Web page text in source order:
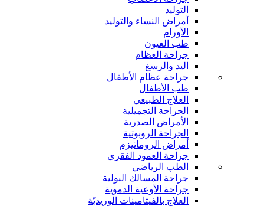
التوليد
أمراض النساء والتوليد
الأورام
طب العيون
جراحة العظام
اليد والرسغ
جراحة عظام الأطفال
طب الأطفال
العلاج الطبيعي
الجراحة التجميلية
الأمراض الصدرية
الجراحة الروبوتية
أمراض الروماتيزم
جراحة العمود الفقري
الطب الرياضي
جراحة المسالك البولية
جراحة الأوعية الدموية
العلاج بالفيتامينات الوريديّة